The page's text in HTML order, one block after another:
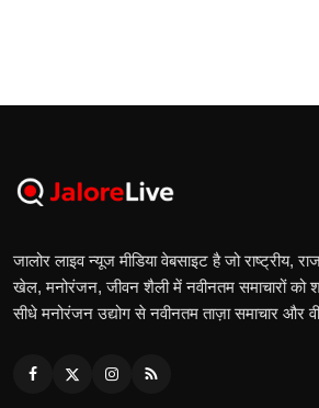
जालोर लाइव न्यूज मीडिया वेबसाइट है जो राष्ट्रीय,
खेल, मनोरंजन, जीवन शैली में नवीनतम समाचारों को
सीधे मनोरंजन उद्योग से नवीनतम ताज़ा समाचार और